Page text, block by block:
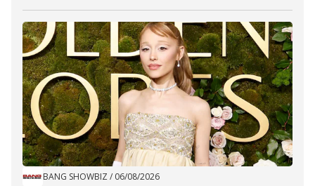
BANG SHOWBIZ / 06/08/2026